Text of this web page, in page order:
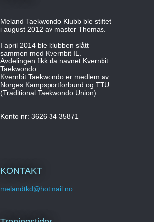
Meland Taekwondo Klubb ble stiftet
i august 2012 av master Thomas.
I april 2014 ble klubben slått
sammen med Kvernbit IL.
Avdelingen fikk da navnet Kvernbit
Taekwondo.
Kvernbit Taekwondo er medlem av
Norges Kampsportforbund og TTU
(Traditional Taekwondo Union).
Konto nr: 3626 34 35871
KONTAKT
melandtkd@hotmail.no